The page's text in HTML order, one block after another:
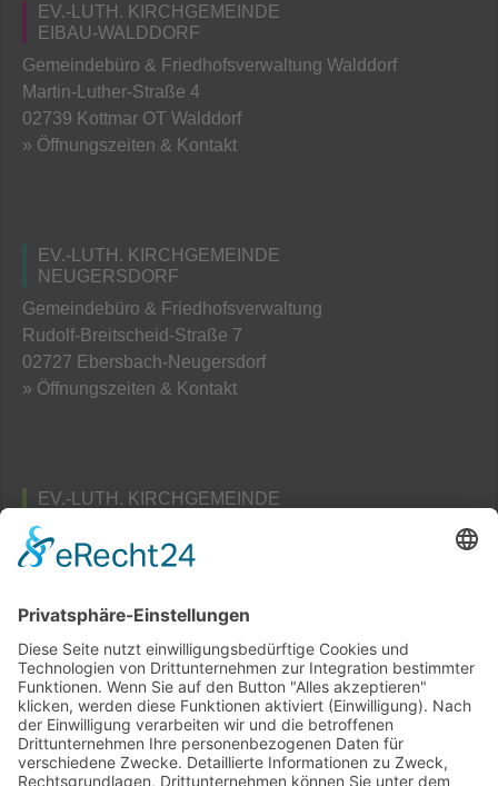
EV.-LUTH. KIRCHGEMEINDE
EIBAU-WALDDORF
Gemeindebüro & Friedhofsverwaltung Walddorf
Martin-Luther-Straße 4
02739 Kottmar OT Walddorf
» Öffnungszeiten & Kontakt
EV.-LUTH. KIRCHGEMEINDE
NEUGERSDORF
Gemeindebüro & Friedhofsverwaltung
Rudolf-Breitscheid-Straße 7
02727 Ebersbach-Neugersdorf
» Öffnungszeiten & Kontakt
EV.-LUTH. KIRCHGEMEINDE
Pfarramts- und Friedhofsverwaltung
02689 Taubenheim / Spree
» Öffnungszeiten & Kontakt
Home